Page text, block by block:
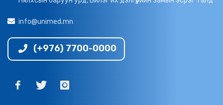
info@unimed.mn
(+976) 7700-0000